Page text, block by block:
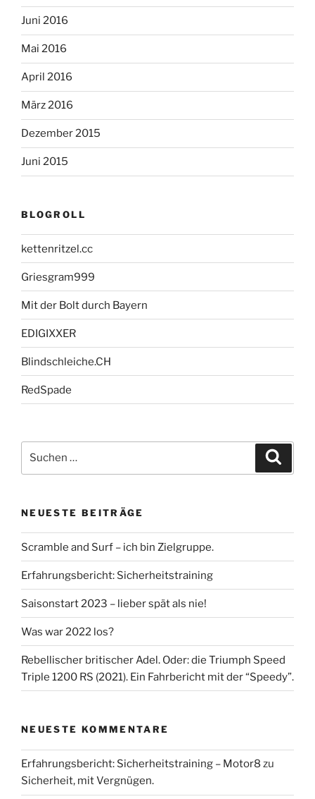
Juni 2016
Mai 2016
April 2016
März 2016
Dezember 2015
Juni 2015
BLOGROLL
kettenritzel.cc
Griesgram999
Mit der Bolt durch Bayern
EDIGIXXER
Blindschleiche.CH
RedSpade
nach:
NEUESTE BEITRÄGE
Scramble and Surf – ich bin Zielgruppe.
Erfahrungsbericht: Sicherheitstraining
Saisonstart 2023 – lieber spät als nie!
Was war 2022 los?
Rebellischer britischer Adel. Oder: die Triumph Speed
Triple 1200 RS (2021). Ein Fahrbericht mit der “Speedy”.
NEUESTE KOMMENTARE
Erfahrungsbericht: Sicherheitstraining – Motor8 zu
Sicherheit, mit Vergnügen.